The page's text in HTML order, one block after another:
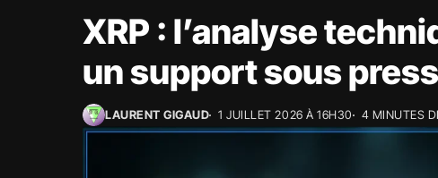
XRP : l’analyse
un support sous
LAURENT GIGAUD 1 JUILLET 2026 À 16H30 4 MINUTES